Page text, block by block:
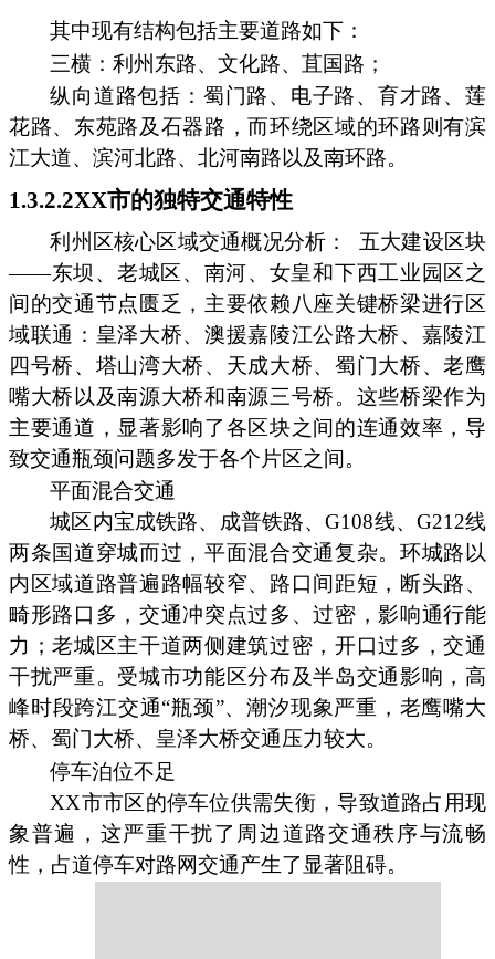
其中现有结构包括主要道路如下：
三横：利州东路、文化路、苴国路；
纵向道路包括：蜀门路、电子路、育才路、莲
花路、东苑路及石器路，而环绕区域的环路则有滨
江大道、滨河北路、北河南路以及南环路。
1.3.2.2XX市的独特交通特性
利州区核心区域交通概况分析：
五大建设区块
——东坝、老城区、南河、女皇和下西工业园区之
间的交通节点匮乏，主要依赖八座关键桥梁进行区
域联通：皇泽大桥、澳援嘉陵江公路大桥、嘉陵江
四号桥、塔山湾大桥、天成大桥、蜀门大桥、老鹰
嘴大桥以及南源大桥和南源三号桥。这些桥梁作为
主要通道，显著影响了各区块之间的连通效率，导
致交通瓶颈问题多发于各个片区之间。
平面混合交通
城区内宝成铁路、成普铁路、G108线、G212线
两条国道穿城而过，平面混合交通复杂。环城路以
内区域道路普遍路幅较窄、路口间距短，断头路、
畸形路口多，交通冲突点过多、过密，影响通行能
力；老城区主干道两侧建筑过密，开口过多，交通
干扰严重。受城市功能区分布及半岛交通影响，高
峰时段跨江交通“瓶颈”、潮汐现象严重，老鹰嘴大
桥、蜀门大桥、皇泽大桥交通压力较大。
停车泊位不足
XX市市区的停车位供需失衡，导致道路占用现
象普遍，这严重干扰了周边道路交通秩序与流畅
性，占道停车对路网交通产生了显著阻碍。